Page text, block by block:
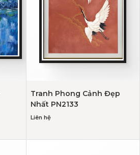
Tranh Phong Cảnh Đẹp
Nhất PN2133
Liên hệ